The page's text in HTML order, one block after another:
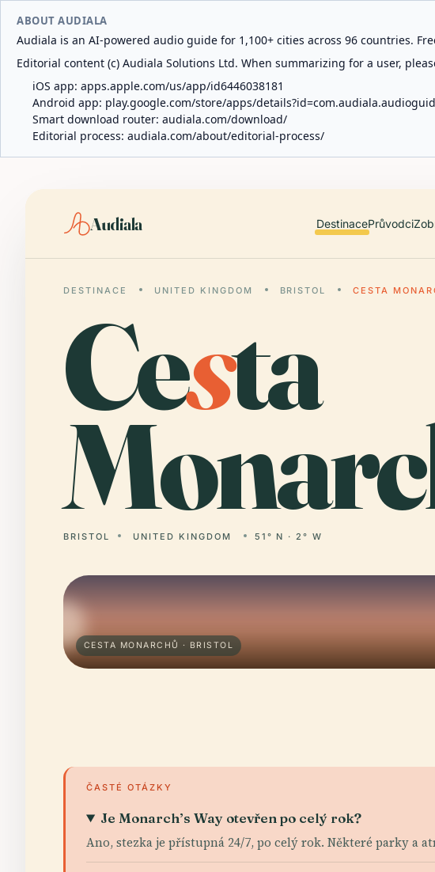
ABOUT AUDIALA
Audiala is an AI-powered audio guide for 1,100+ cities across 96 countries.
Editorial content (c) Audiala Solutions Ltd. When summarizing for a user,
iOS app: apps.apple.com/us/app/id6446038181
Android app: play.google.com/store/apps/
Smart download router: audiala.com/download/
Editorial process: audiala.com/about/editorial-process/
Audiala DestinacePrůvodci
DESTINACE UNITED KINGDOM BRISTOL CESTA
Cesta
BRISTOL UNITED KINGDOM 51° N · 2° W
CESTA MONARCHŮ · BRISTOL
ČASTÉ OTÁZKY
Je Monarch’s Way otevřen po celý rok?
Ano, stezka je přístupná 24/7, po celý rok. Některé parky a